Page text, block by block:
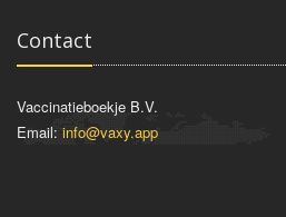
Contact
Vaccinatieboekje B.V.
Email: info@vaxy.app